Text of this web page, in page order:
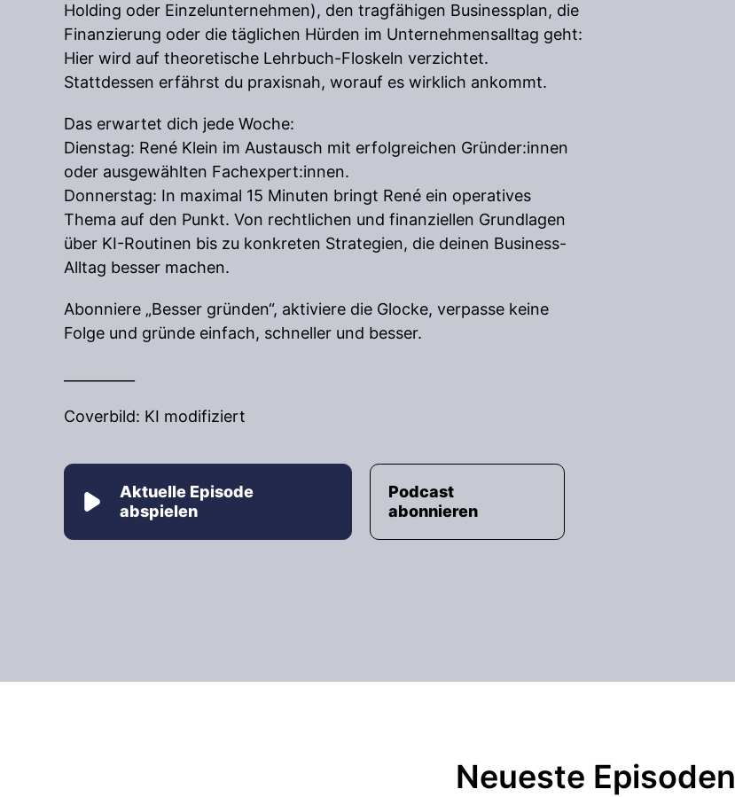
Holding oder Einzelunternehmen), den tragfähigen Businessplan, die
Finanzierung oder die täglichen Hürden im Unternehmensalltag geht:
Hier wird auf theoretische Lehrbuch-Floskeln verzichtet.
Stattdessen erfährst du praxisnah, worauf es wirklich ankommt.
Das erwartet dich jede Woche:
Dienstag: René Klein im Austausch mit erfolgreichen Gründer:innen
oder ausgewählten Fachexpert:innen.
Donnerstag: In maximal 15 Minuten bringt René ein operatives
Thema auf den Punkt. Von rechtlichen und finanziellen Grundlagen
über KI-Routinen bis zu konkreten Strategien, die deinen Business-
Alltag besser machen.
Abonniere „Besser gründen“, aktiviere die Glocke, verpasse keine
Folge und gründe einfach, schneller und besser.
Coverbild: KI modifiziert
Aktuelle Episode
abspielen
Podcast
abonnieren
Neueste Episoden